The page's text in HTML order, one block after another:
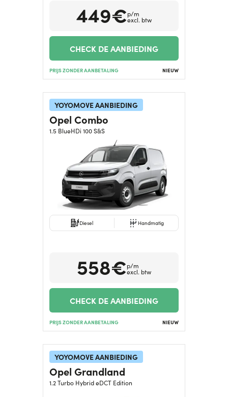
449€p/m
excl. btw
CHECK DE AANBIEDING
PRIJS ZONDER AANBETALING NIEUW
YOYOMOVE AANBIEDING
Opel Combo
1.5 BlueHDi 100 S&S
Diesel Handmatig
558€p/m
excl. btw
CHECK DE AANBIEDING
PRIJS ZONDER AANBETALING NIEUW
YOYOMOVE AANBIEDING
Opel Grandland
1.2 Turbo Hybrid eDCT Edition